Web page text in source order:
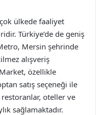
ülkede faaliyet
Türkiye’de de geniş
Mersin şehrinde
alışveriş
özellikle
satış seçeneği ile
oteller ve
sağlamaktadır.